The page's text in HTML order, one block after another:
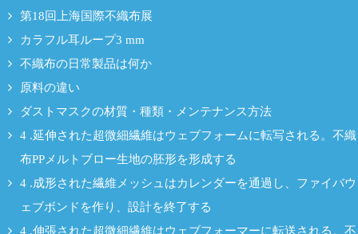
第18回上海国際不織布展
カラフル耳ループ3 mm
不織布の日常製品は何か
原料の違い
ダストマスクの材質・種類・メンテナンス方法
4 .延伸された超微細繊維はウェブフォームに転写される。不織
布PPメルトブロー生地の胚形を形成する
4 .成形された繊維メッシュはカレンダーを通過し、ファイバウ
ェブボンドを作り、設計を終了する
4 .伸張された超微細繊維はウェブフォーマーに転送される。不